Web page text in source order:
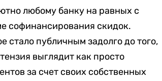
любому банку на равных с
софинансирования скидок.
стало публичным задолго до того,
выглядит как просто
за счет своих собственных